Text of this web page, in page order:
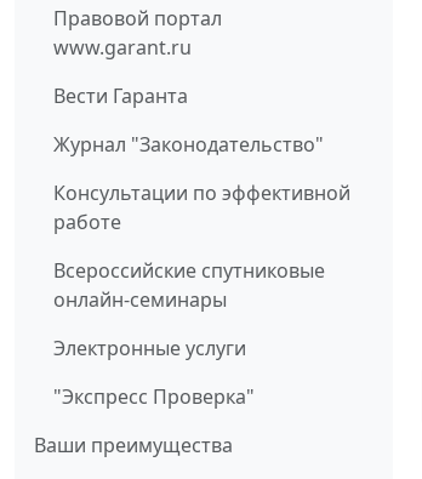
Правовой портал
www.garant.ru
Вести Гаранта
Журнал "Законодательство"
Консультации по эффективной
работе
Всероссийские спутниковые
онлайн-семинары
Электронные услуги
"Экспресс Проверка"
Ваши преимущества